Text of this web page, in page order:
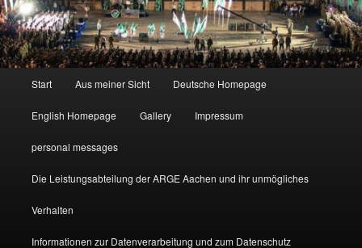
Start Aus meiner Sicht Deutsche Homepage
English Homepage Gallery Impressum
personal messages
Die Leistungsabteilung der ARGE Aachen und ihr unmögliches
Verhalten
Informationen zur Datenverarbeitung und zum Datenschutz